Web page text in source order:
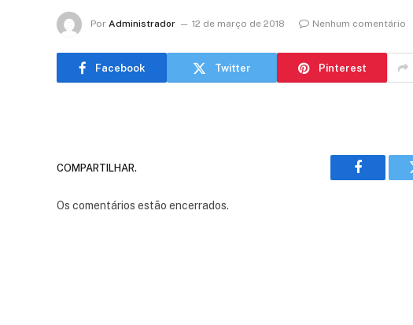
Por Administrador 12 de março de 2018 Nenhum comentário
Facebook Twitter Pinterest
COMPARTILHAR.
Facebook
Os comentários estão encerrados.